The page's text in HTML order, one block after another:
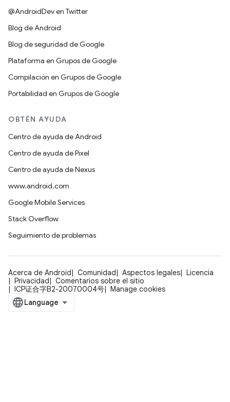
@AndroidDev en Twitter
Blog de Android
Blog de seguridad de Google
Plataforma en Grupos de Google
Compilación en Grupos de Google
Portabilidad en Grupos de Google
OBTÉN AYUDA
Centro de ayuda de Android
Centro de ayuda de Pixel
Centro de ayuda de Nexus
www.android.com
Google Mobile Services
Stack Overflow
Seguimiento de problemas
Acerca de Android Comunidad Aspectos legales
Licencia
Privacidad
Comentarios sobre el sitio
ICP证合字B2-20070004号
Manage cookies